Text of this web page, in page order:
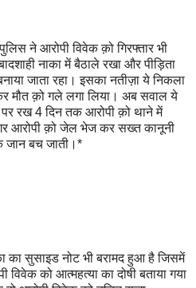
ने आरोपी विवेक क़ो गिरफ्तार भी
नाका में बैठाले रखा और पीड़िता
जाता रहा। इसका नतीज़ा ये निकला
मौत क़ो गले लगा लिया। अब सवाल ये
रख 4 दिन तक आरोपी क़ो थाने में
आरोपी क़ो जेल भेज कर सख्‍त कानूनी
जान बच जाती।*
का सुसाइड नोट भी बरामद हुआ है जिसमें
विवेक को आत्‍महत्‍या का दोषी बताया गया